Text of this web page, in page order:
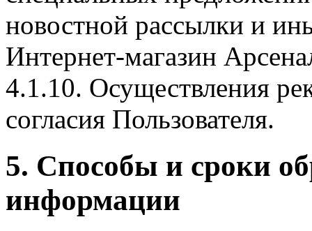
новостной рассылки и
Интернет-магазин
4.1.10. Осуществления
согласия Пользователя.
5. Способы и сроки
информации